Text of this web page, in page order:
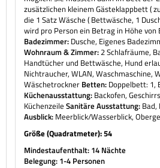
zusätzlichen kleinem Gästeklappbett (
die 1 Satz Wäsche ( Bettwäsche, 1
wird pro Person ein Betrag in Höhe von
Badezimmer: Dusche, Eigenes
Wohnraum & Zimmer:2 Schlafräume,
Handtücher und Bettwäsche, Hund
Nichtraucher, WLAN, Waschmaschine,
Wäschetrockner Betten: Doppelbett: 1,
Küchenausstattung: Backofen,
Küchenzeile Sanitäre Ausstattung: Bad,
Ausblick: Meerblick/Wasserblick,
Größe (Quadratmeter): 54
Mindestaufenthalt: 14 Nächte
Belegung: 1-4 Personen